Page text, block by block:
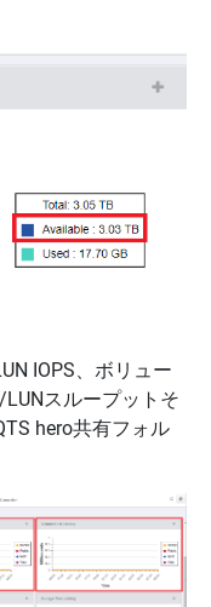
IOPS、ボリュー
スループットそ
hero共有フォル